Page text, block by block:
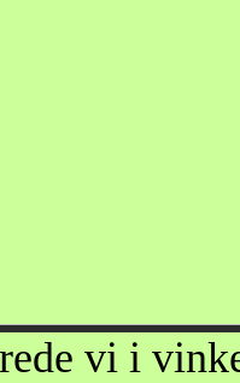
vi i